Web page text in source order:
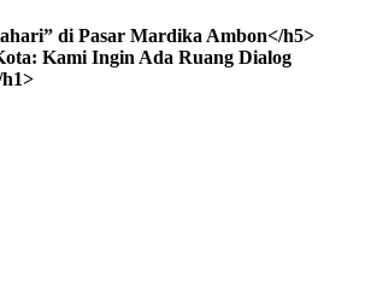
di Pasar Mardika Ambon</h5>
Kami Ingin Ada Ruang Dialog